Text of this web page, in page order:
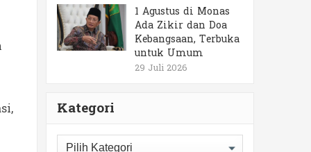
1 Agustus di Monas
Ada Zikir dan Doa
Kebangsaan, Terbuka
untuk Umum
29 Juli 2026
Kategori
Kategori